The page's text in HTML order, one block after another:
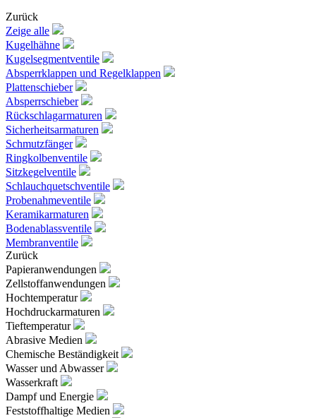
Zurück
Zeige alle
Kugelhähne
Kugelsegmentventile
Absperrklappen und Regelklappen
Plattenschieber
Absperrschieber
Rückschlagarmaturen
Sicherheitsarmaturen
Schmutzfänger
Ringkolbenventile
Sitzkegelventile
Schlauchquetschventile
Probenahmeventile
Keramikarmaturen
Bodenablassventile
Membranventile
Zurück
Papieranwendungen
Zellstoffanwendungen
Hochtemperatur
Hochdruckarmaturen
Tieftemperatur
Abrasive Medien
Chemische Beständigkeit
Wasser und Abwasser
Wasserkraft
Dampf und Energie
Feststoffhaltige Medien